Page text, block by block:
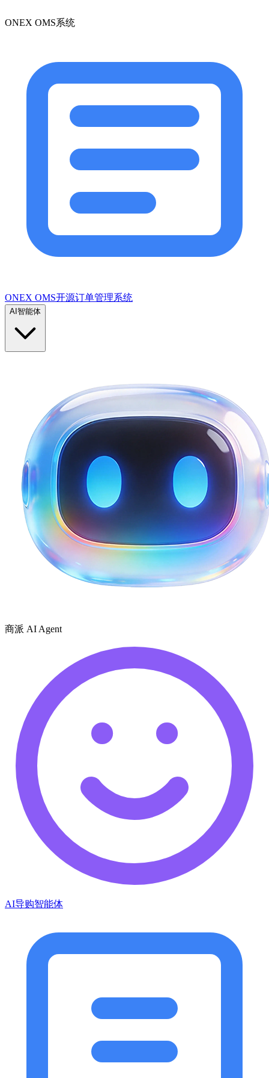
ONEX OMS系统
ONEX OMS开源订单管理系统
AI智能体
商派 AI Agent
AI导购智能体